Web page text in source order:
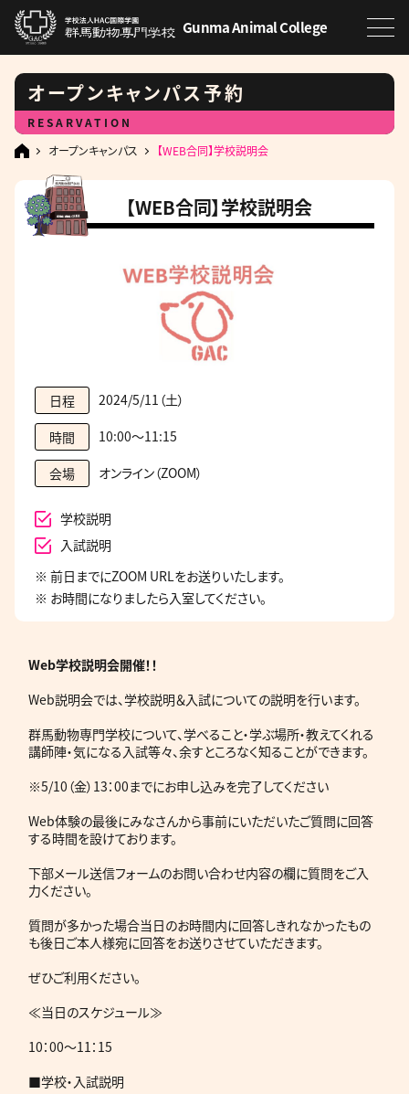
Gunma Animal College
オープンキャンパス予約
RESARVATION
オープンキャンパス
【WEB合同】学校説明会
【WEB合同】学校説明会
日程 2024/5/11（土）
時間 10:00～11:15
会場 オンライン（ZOOM）
学校説明
入試説明
※ 前日までにZOOM URLをお送りいたします。
※ お時間になりましたら入室してください。
Web学校説明会開催！！
Web説明会では、学校説明＆入試についての説明を行います。
群馬動物専門学校について、学べること・学ぶ場所・教えてくれる
講師陣・気になる入試等々、余すところなく知ることができます。
※5/10（金）13：00までにお申し込みを完了してください
Web体験の最後にみなさんから事前にいただいたご質問に回答
する時間を設けております。
下部メール送信フォームのお問い合わせ内容の欄に質問をご入
力ください。
質問が多かった場合当日のお時間内に回答しきれなかったもの
も後日ご本人様宛に回答をお送りさせていただきます。
ぜひご利用ください。
≪当日のスケジュール≫
10：00～11：15
■学校・入試説明